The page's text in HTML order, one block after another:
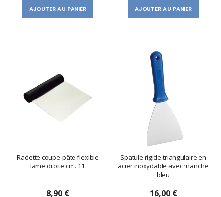
AJOUTER AU PANIER AJOUTER AU PANIER
Raclette coupe-pâte flexible
lame droite cm. 11
8,90 €
Spatule rigide triangulaire en
acier inoxydable avec manche
bleu
16,00 €